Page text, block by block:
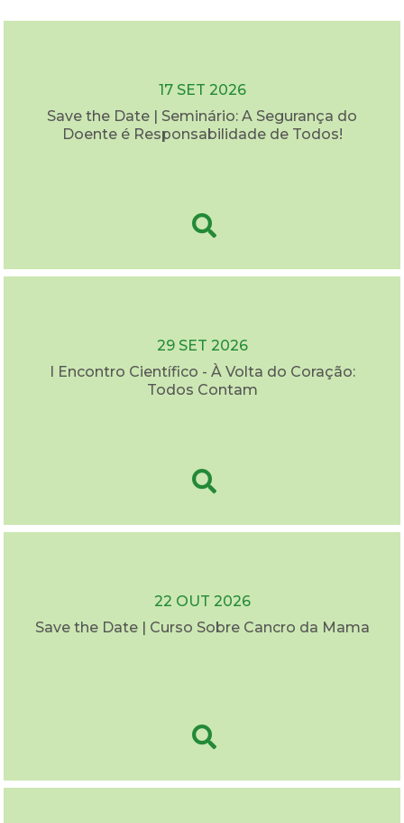
17 SET 2026
Save the Date | Seminário: A Segurança do
Doente é Responsabilidade de Todos!
29 SET 2026
I Encontro Científico - À Volta do Coração:
Todos Contam
22 OUT 2026
Save the Date | Curso Sobre Cancro da Mama